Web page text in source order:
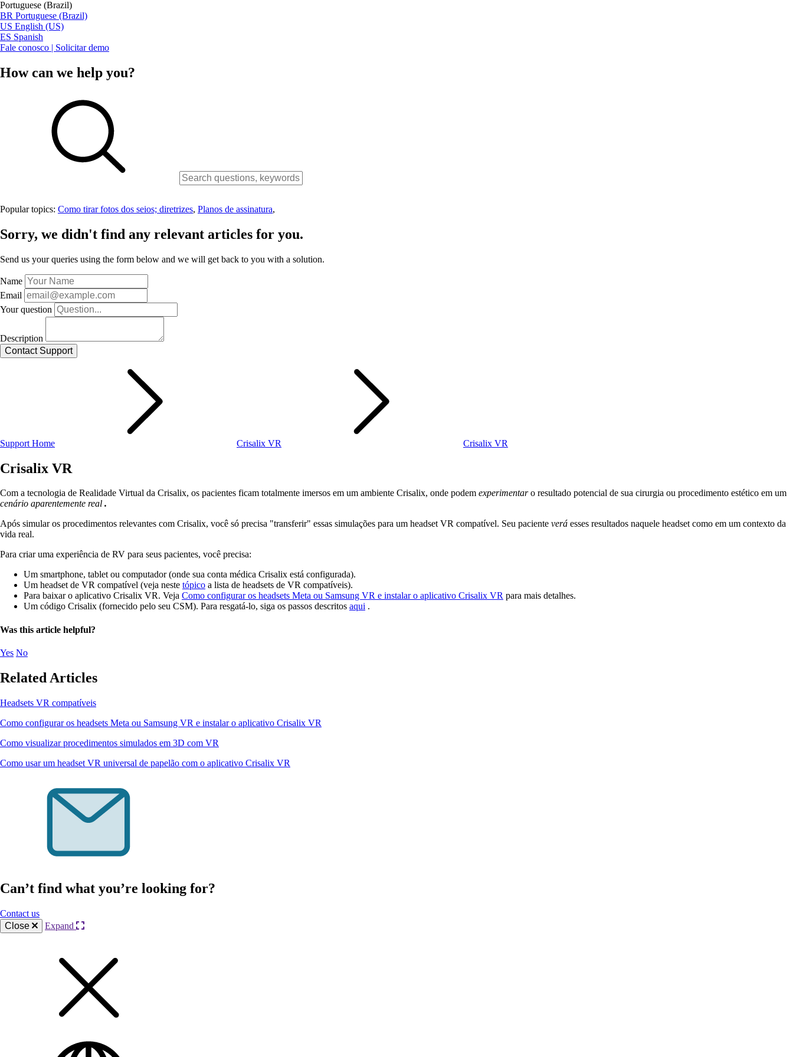
Portuguese (Brazil)
BR Portuguese (Brazil)
US English (US)
ES Spanish
Fale conosco | Solicitar demo
How can we help you?
Popular topics: Como tirar fotos dos seios; diretrizes, Planos de assinatura,
Sorry, we didn't find any relevant articles for you.
Send us your queries using the form below and we will get back to you with a solution.
Name
Email
Your question
Description
Support Home Crisalix VR Crisalix VR
Crisalix VR
Com a tecnologia de Realidade Virtual da Crisalix, os pacientes ficam totalmente imersos em um ambiente Crisalix, onde podem experimentaro resultado potencial de sua cirurgia ou procedimento estético em um
cenário aparentemente real .
Após simular os procedimentos relevantes com Crisalix, você só precisa "transferir" essas simulações para um headset VR compatível. Seu paciente verá esses resultados naquele headset como em um contexto da
vida real.
Para criar uma experiência de RV para seus pacientes, você precisa:
Um smartphone, tablet ou computador (onde sua conta médica Crisalix está configurada).
Um headset de VR compatível (veja neste tópico a lista de headsets de VR compatíveis).
Para baixar o aplicativo Crisalix VR. Veja Como configurar os headsets Meta ou Samsung VR e instalar o aplicativo Crisalix VR para mais detalhes.
Um código Crisalix (fornecido pelo seu CSM). Para resgatá-lo, siga os passos descritos aqui .
Was this article helpful?
Yes No
Related Articles
Headsets VR compatíveis
Como configurar os headsets Meta ou Samsung VR e instalar o aplicativo Crisalix VR
Como visualizar procedimentos simulados em 3D com VR
Como usar um headset VR universal de papelão com o aplicativo Crisalix VR
Can’t find what you’re looking for?
Contact us
Close
Expand